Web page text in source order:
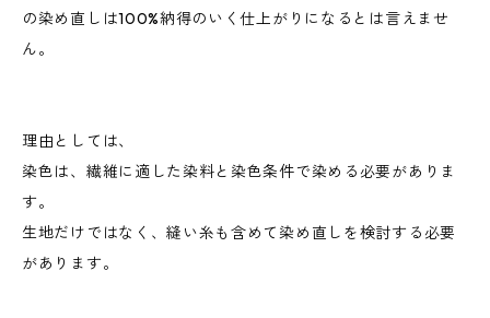
の染め直しは100%納得のいく仕上がりになるとは言えませ
ん。
理由としては、
染色は、繊維に適した染料と染色条件で染める必要がありま
す。
生地だけではなく、縫い糸も含めて染め直しを検討する必要
があります。